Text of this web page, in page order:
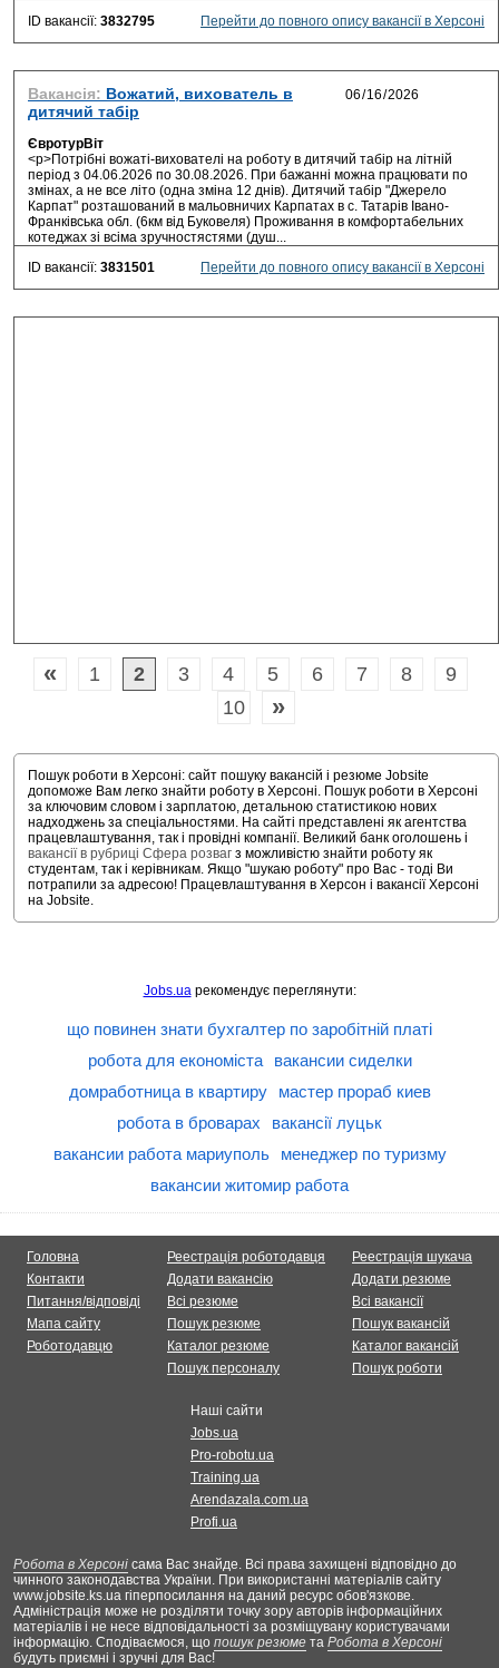
ID вакансії: 3832795 Перейти до повного опису вакансії в Херсоні
Вакансія: Вожатий, вихователь в
дитячий табір
ЄвротурВіт
<p>Потрібні вожаті-вихователі на роботу в дитячий табір на літній
період з 04.06.2026 по 30.08.2026. При бажанні можна працювати по
змінах, а не все літо (одна зміна 12 днів). Дитячий табір "Джерело
Карпат" розташований в мальовничих Карпатах в с. Татарів Івано-
Франківська обл. (6км від Буковеля) Проживання в комфортабельних
котеджах зі всіма зручностястями (душ...
ID вакансії: 3831501 Перейти до повного опису вакансії в Херсоні
« 1 2 3 4 5 6 7 8
9
10
»
Пошук роботи в Херсоні: сайт пошуку вакансій і резюме Jobsite
допоможе Вам легко знайти роботу в Херсоні. Пошук роботи в Херсоні
за ключовим словом і зарплатою, детальною статистикою нових
надходжень за спеціальностями. На сайті представлені як агентства
працевлаштування, так і провідні компанії. Великий банк оголошень і
вакансії в рубриці Сфера розваг з можливістю знайти роботу як
студентам, так і керівникам. Якщо "шукаю роботу" про Вас - тоді Ви
потрапили за адресою! Працевлаштування в Херсон і вакансії Херсоні
на Jobsite.
Jobs.uaрекомендує переглянути:
що повинен знати бухгалтер по заробітній платі
робота для економіста
вакансии сиделки
домработница в квартиру
мастер прораб киев
робота в броварах
вакансії луцьк
вакансии работа мариуполь
менеджер по туризму
вакансии житомир работа
Головна
Контакти
Питання/відповіді
Мапа сайту
Роботодавцю
Реестрація роботодавця
Додати вакансію
Всі резюме
Пошук резюме
Каталог резюме
Пошук персоналу
Реестрація шукача
Додати резюме
Всі вакансії
Пошук вакансій
Каталог вакансій
Пошук роботи
Наші сайти
Jobs.ua
Pro-robotu.ua
Training.ua
Arendazala.com.ua
Profi.ua
Робота в Херсоні сама Вас знайде. Всі права захищені відповідно до
чинного законодавства України. При використанні матеріалів сайту
www.jobsite.ks.ua гіперпосилання на даний ресурс обов'язкове.
Адміністрація може не розділяти точку зору авторів інформаційних
матеріалів і не несе відповідальності за розміщувану користувачами
інформацію. Сподіваємося, що пошук резюме та Робота в Херсоні
будуть приємні і зручні для Вас!